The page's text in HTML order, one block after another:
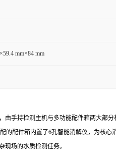
mm×84 mm
由手持检测主机与多功能配件箱两大部
的配件箱内置了6孔智能消解仪，为核
场的水质检测任务。